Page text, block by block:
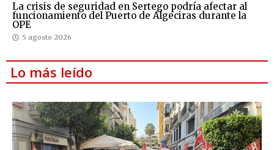
La crisis de seguridad en Sertego podría afectar al
funcionamiento del Puerto de Algeciras durante la
OPE
5 agosto 2026
Lo más leído